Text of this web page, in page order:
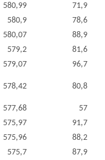
580,99
71,9
580,9
78,6
580,07
88,9
579,2
81,6
579,07 96,7
578,42 80,8
577,68
57
575,97
91,7
575,96
88,2
575,7
87,9